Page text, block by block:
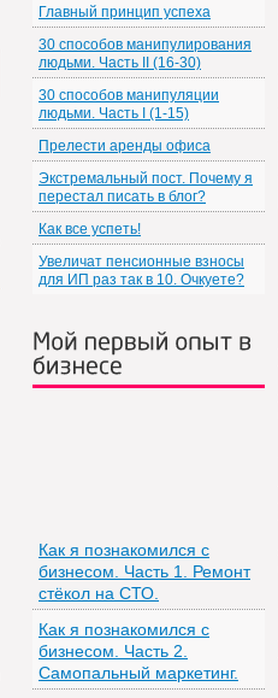
Главный принцип успеха
30 способов манипулирования
людьми. Часть II (16-30)
30 способов манипуляции
людьми. Часть I (1-15)
Прелести аренды офиса
Экстремальный пост. Почему я
перестал писать в блог?
Как все успеть!
Увеличат пенсионные взносы
для ИП раз так в 10. Очкуете?
Мой первый опыт в
бизнесе
Как я познакомился с
бизнесом. Часть 1. Ремонт
стёкол на СТО.
Как я познакомился с
бизнесом. Часть 2.
Самопальный маркетинг.